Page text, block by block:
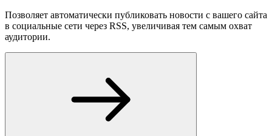
Позволяет автоматически публиковать новости с вашего сайта
в социальные сети через RSS, увеличивая тем самым охват
аудитории.